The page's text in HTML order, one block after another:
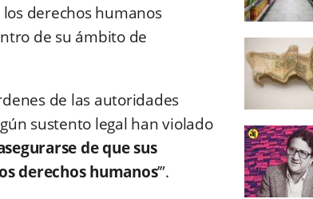
derechos humanos
de su ámbito de
de las autoridades
sustento legal han violado
de que sus
derechos humanos’”.